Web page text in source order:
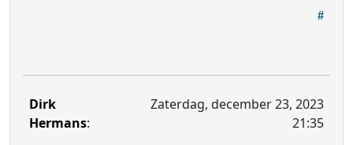
Dirk
Hermans:
Zaterdag, december 23, 2023
21:35